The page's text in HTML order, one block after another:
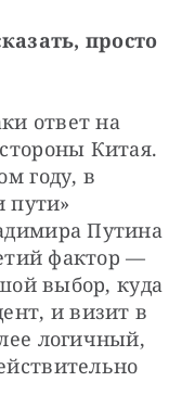
просто
ответ на
Китая.
году, в
пути»
Путина
фактор —
выбор, куда
и визит в
логичный,